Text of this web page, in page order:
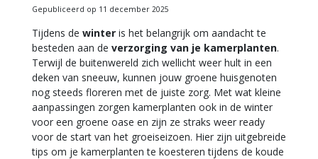
Gepubliceerd op 11 december 2025
Tijdens de winter is het belangrijk om aandacht te
besteden aan de verzorging van je kamerplanten.
Terwijl de buitenwereld zich wellicht weer hult in een
deken van sneeuw, kunnen jouw groene huisgenoten
nog steeds floreren met de juiste zorg. Met wat kleine
aanpassingen zorgen kamerplanten ook in de winter
voor een groene oase en zijn ze straks weer ready
voor de start van het groeiseizoen. Hier zijn uitgebreide
tips om je kamerplanten te koesteren tijdens de koude